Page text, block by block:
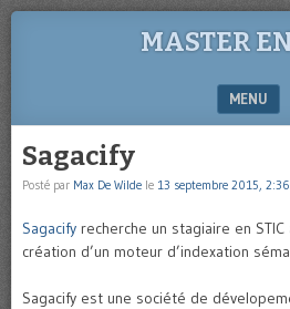
MASTER
MENU
Sagacify
Posté par Max De Wilde le 13 septembre 2015,
Sagacify recherche un stagiaire en
création d’un moteur d’indexation
Sagacify est une société de